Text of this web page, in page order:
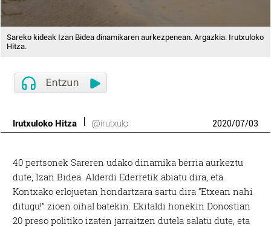
Sareko kideak Izan Bidea dinamikaren aurkezpenean. Argazkia: Irutxuloko
Hitza.
Irutxuloko Hitza @irutxulo 2020/07/03
40 pertsonek Sareren udako dinamika berria aurkeztu
dute, Izan Bidea. Alderdi Ederretik abiatu dira, eta
Kontxako erlojuetan hondartzara sartu dira “Etxean nahi
ditugu!” zioen oihal batekin. Ekitaldi honekin Donostian
20 preso politiko izaten jarraitzen dutela salatu dute, eta